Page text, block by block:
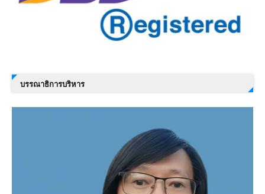
บรรณาธิการบริหาร